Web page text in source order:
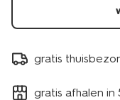
gratis
gratis afhalen in